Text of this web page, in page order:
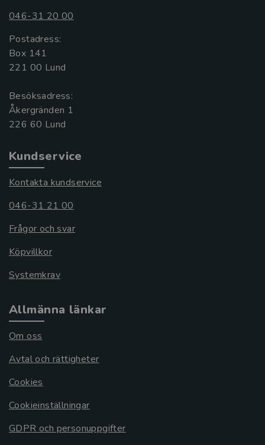
046-31 20 00
Postadress:
Box 141
221 00 Lund
Besöksadress:
Åkergränden 1
Kundservice
Kontakta kundservice
046-31 21 00
Frågor och svar
Köpvillkor
Systemkrav
Allmänna länkar
Om oss
Avtal och rättigheter
Cookies
Cookieinställningar
GDPR och personuppgifter